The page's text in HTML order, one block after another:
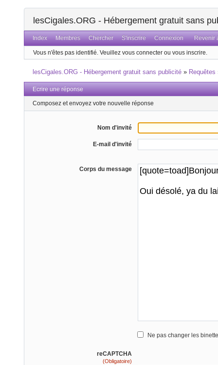
lesCigales.ORG - Hébergement gratuit sans
Index Membres Chercher S'inscrire Connexion Revenir
Vous n'êtes pas identifié. Veuillez vous connecter ou vous inscrire.
lesCigales.ORG - Hébergement gratuit sans publicité » Requêtes
Ecrire une réponse
Composez et envoyez votre nouvelle réponse
Nom d'invité
E-mail d'invité
Corps du message
Ne pas changer les
reCAPTCHA
(Obligatoire)